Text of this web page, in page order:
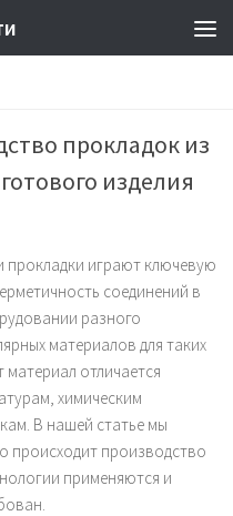
прокладок из
изделия
играют ключевую
соединений в
разного
материалов для таких
отличается
химическим
В нашей статье мы
происходит производство
применяются и